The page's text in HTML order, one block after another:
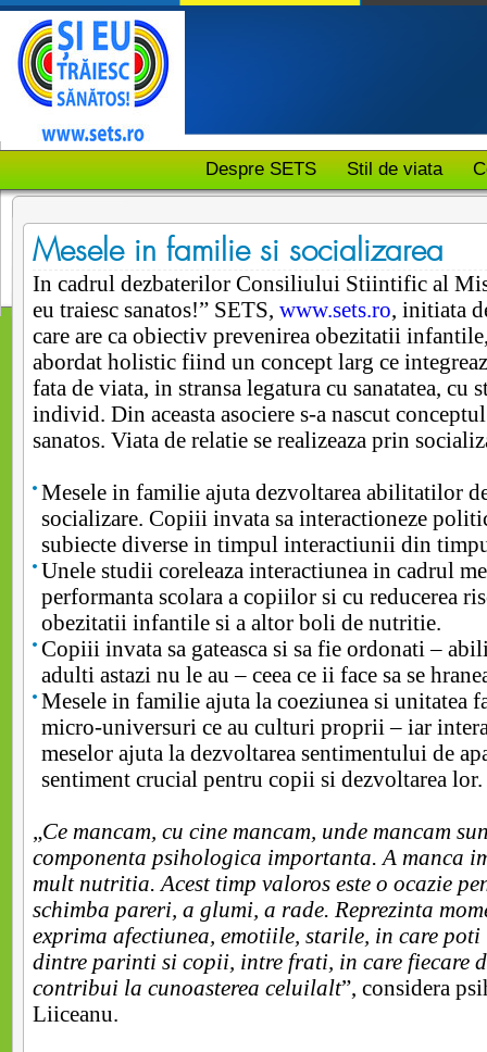
Despre SETS Stil de viata
Mesele in familie si socializarea
In cadrul dezbaterilor Consiliului Stiintific al
eu traiesc sanatos!” SETS, www.sets.ro, initiata
care are ca obiectiv prevenirea obezitatii
abordat holistic fiind un concept larg ce
fata de viata, in stransa legatura cu sanatatea, cu
individ. Din aceasta asociere s-a nascut
sanatos. Viata de relatie se realizeaza prin
Mesele in familie ajuta dezvoltarea abilitatilor
socializare. Copiii invata sa interactioneze
subiecte diverse in timpul interactiunii din
Unele studii coreleaza interactiunea in cadrul
performanta scolara a copiilor si cu reducerea
obezitatii infantile si a altor boli de nutritie.
Copiii invata sa gateasca si sa fie ordonati –
adulti astazi nu le au – ceea ce ii face sa se
Mesele in familie ajuta la coeziunea si unitatea
micro-universuri ce au culturi proprii – iar
meselor ajuta la dezvoltarea sentimentului de
sentiment crucial pentru copii si dezvoltarea lor.
„Ce mancam, cu cine mancam, unde mancam
componenta psihologica importanta. A manca
mult nutritia. Acest timp valoros este o ocazie
schimba pareri, a glumi, a rade. Reprezinta
exprima afectiunea, emotiile, starile, in care
dintre parinti si copii, intre frati, in care fiecare
contribui la cunoasterea celuilalt”, considera
Liiceanu.